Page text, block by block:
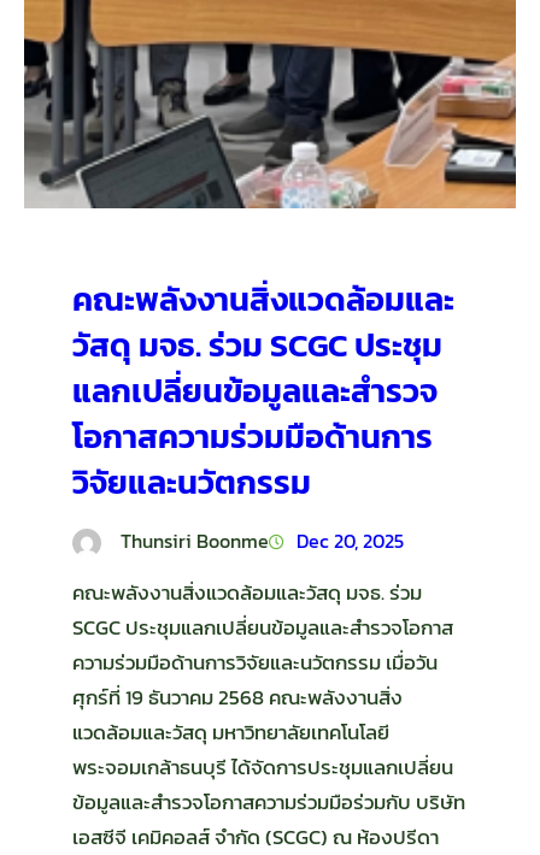
คณะพลังงานสิ่งแวดล้อมและ
วัสดุ มจธ. ร่วม SCGC ประชุม
แลกเปลี่ยนข้อมูลและสำรวจ
โอกาสความร่วมมือด้านการ
วิจัยและนวัตกรรม
Thunsiri Boonme Dec 20, 2025
คณะพลังงานสิ่งแวดล้อมและวัสดุ มจธ. ร่วม
SCGC ประชุมแลกเปลี่ยนข้อมูลและสำรวจโอกาส
ความร่วมมือด้านการวิจัยและนวัตกรรม เมื่อวัน
ศุกร์ที่ 19 ธันวาคม 2568 คณะพลังงานสิ่ง
แวดล้อมและวัสดุ มหาวิทยาลัยเทคโนโลยี
พระจอมเกล้าธนบุรี ได้จัดการประชุมแลกเปลี่ยน
ข้อมูลและสำรวจโอกาสความร่วมมือร่วมกับ บริษัท
เอสซีจี เคมิคอลส์ จำกัด (SCGC) ณ ห้องปรีดา